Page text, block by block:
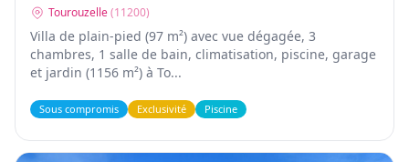
Tourouzelle(11200)
Villa de plain-pied (97 m²) avec vue dégagée, 3
chambres, 1 salle de bain, climatisation, piscine, garage
et jardin (1156 m²) à To...
Sous compromis Exclusivité Piscine